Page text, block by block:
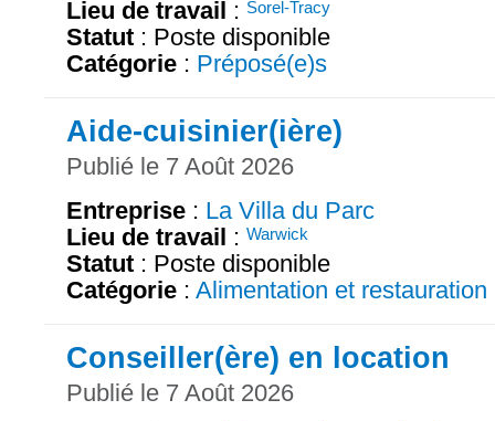
Lieu de travail : Sorel-Tracy
Statut : Poste disponible
Catégorie : Préposé(e)s
Aide-cuisinier(ière)
Publié le 7 Août 2026
Entreprise : La Villa du Parc
Lieu de travail : Warwick
Statut : Poste disponible
Catégorie : Alimentation et restauration
Conseiller(ère) en location
Publié le 7 Août 2026